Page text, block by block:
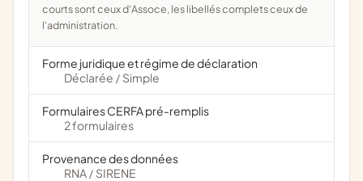
courts sont ceux d'Assoce, les libellés complets ceux de
l'administration.
Forme juridique et régime de déclaration
Déclarée / Simple
Formulaires CERFA pré-remplis
2 formulaires
Provenance des données
RNA / SIRENE